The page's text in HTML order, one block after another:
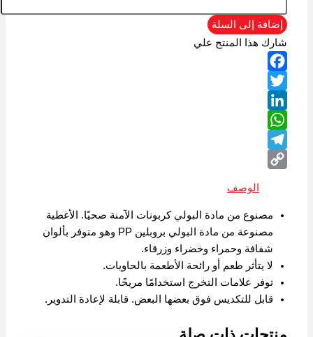
إضافة إلى السلة
شارك هذا المنتج علي
Facebook
Twitter
LinkedIn
WhatsApp
Telegram
الوصف
مصنوع من مادة البولي كربونات الآمنة صحيًا. الأغطية
مصنوعة من مادة البولي بروبلين PP وهو متوفر بألوان
شفافة وحمراء وخضراء وزرقاء.
لا يتأثر طعم أو رائحة الأطعمة بالحاويات.
توفر علامات التخرج استخدامًا مريحًا.
قابل للتكديس فوق بعضها البعض. قابلة لإعادة التدوير.